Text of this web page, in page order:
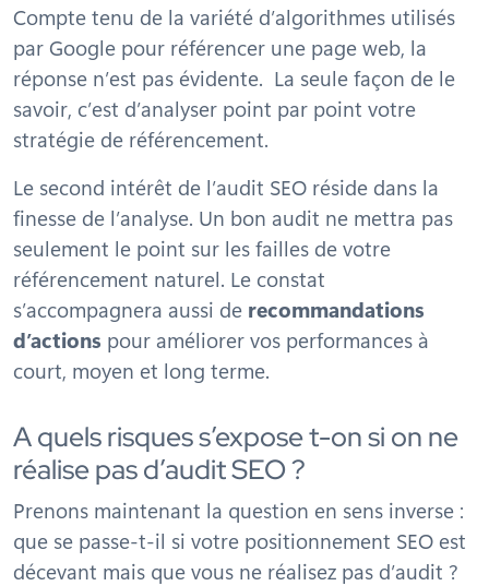
Compte tenu de la variété d’algorithmes utilisés
par Google pour référencer une page web, la
réponse n’est pas évidente. La seule façon de le
savoir, c’est d’analyser point par point votre
stratégie de référencement.
Le second intérêt de l’audit SEO réside dans la
finesse de l’analyse. Un bon audit ne mettra pas
seulement le point sur les failles de votre
référencement naturel. Le constat
s’accompagnera aussi de recommandations
d’actions pour améliorer vos performances à
court, moyen et long terme.
A quels risques s’expose t-on si on ne
réalise pas d’audit SEO ?
Prenons maintenant la question en sens inverse :
que se passe-t-il si votre positionnement SEO est
décevant mais que vous ne réalisez pas d’audit ?